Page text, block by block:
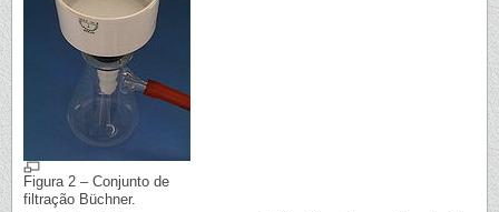
Figura 2 – Conjunto de
filtração Büchner.